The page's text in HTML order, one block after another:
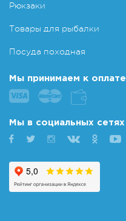
Рюкзаки
Товары для рыбалки
Посуда походная
Мы принимаем к оплате
Мы в социальных сетях